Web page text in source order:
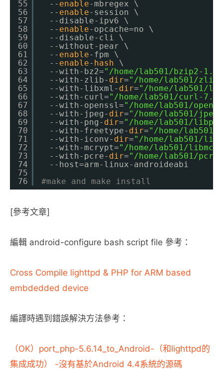
55
56
57
58
59
60
61
62
63
64
65
66
67
68
69
70
71
72
73
74
75
76
-- enable-mbregex \
-- enable-session \
--disable-ipv6 \
-- enable-opcache=no \
--disable-cli \
--without-pear \
-- enable-fpm \
-- enable- hash
\
--with-bz2="/home/lab501/bzip2-
--with-zlib- dir="/home/lab501/
--with-libxml- dir="/home/lab501/
--with-curl="/home/lab501/curl-
--with-openssl="/home/lab501/
--with-jpeg- dir="/home/lab501/
--with-png- dir="/home/lab501/
--with-freetype- dir="/home/
--with-iconv- dir="/home/lab501/
--with-mcrypt="/home/lab501/
--with-pcre- dir="/home/lab501/
--host=arm-linux-androideabi
#make and make install
[參考文章]
編輯 android-configure bash script file 參考：
Cross Compile lighttpd & PHP for ARM based
embdedded device
編譯時遇到錯誤解決方法參考：
（OK）port_php-5.6.14_to_Android-（和lighttpd的
集成成功） -沒有基於Android 4.4系統的源碼